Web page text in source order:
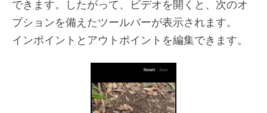
できます。したがって、ビデオを開くと、次のオ
プションを備えたツールバーが表示されます。
インポイントとアウトポイントを編集できます。